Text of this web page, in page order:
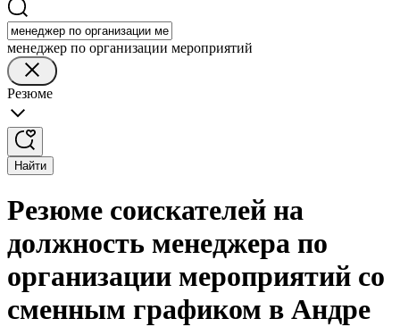
менеджер по организации мероприятий
Резюме
Найти
Резюме соискателей на
должность менеджера по
организации мероприятий со
сменным графиком в Андре